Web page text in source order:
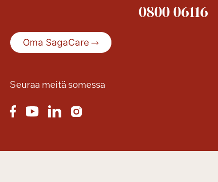
0800 06116
Oma SagaCare
Seuraa meitä somessa